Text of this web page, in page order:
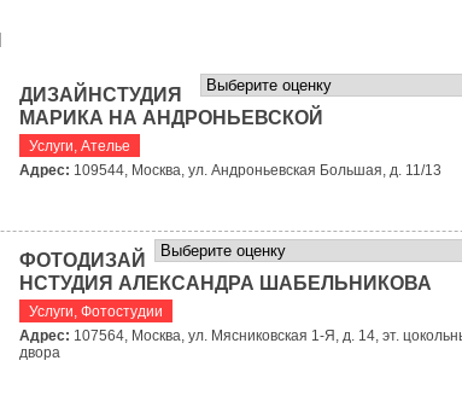
ДИЗАЙНСТУДИЯ
МАРИКА НА АНДРОНЬЕВСКОЙ
Услуги, Ателье
Адрес: 109544, Москва, ул. Андроньевская Большая, д. 11/13
ФОТОДИЗАЙ
НСТУДИЯ АЛЕКСАНДРА ШАБЕЛЬНИКОВА
Услуги, Фотостудии
Адрес: 107564, Москва, ул. Мясниковская 1-Я, д. 14, эт.
двора